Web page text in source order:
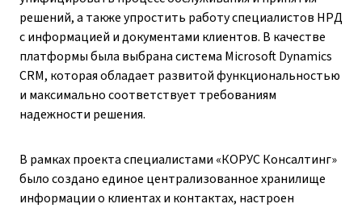
решений, а также упростить работу специалистов НРД
с информацией и документами клиентов. В качестве
платформы была выбрана система Microsoft Dynamics
CRM, которая обладает развитой функциональностью
и максимально соответствует требованиям
надежности решения.
В рамках проекта специалистами «КОРУС Консалтинг»
было создано единое централизованное хранилище
информации о клиентах и контактах, настроен